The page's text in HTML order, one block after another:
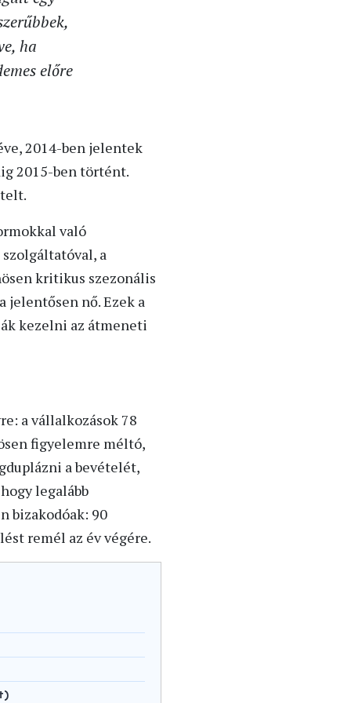
ha
előre
2014-ben jelentek
2015-ben történt.
való
a
kritikus szezonális
jelentősen nő. Ezek a
kezelni az átmeneti
a vállalkozások 78
figyelemre méltó,
a bevételét,
legalább
bizakodóak: 90
remél az év végére.